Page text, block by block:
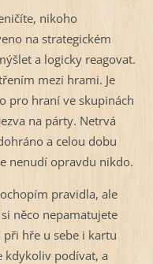
nikoho
na strategickém
a logicky reagovat.
mezi hrami. Je
pro hraní ve skupinách
na párty. Netrvá
a celou dobu
nenudí opravdu nikdo.
pravidla, ale
něco nepamatujete
při hře u sebe i kartu
kdykoliv podívat, a